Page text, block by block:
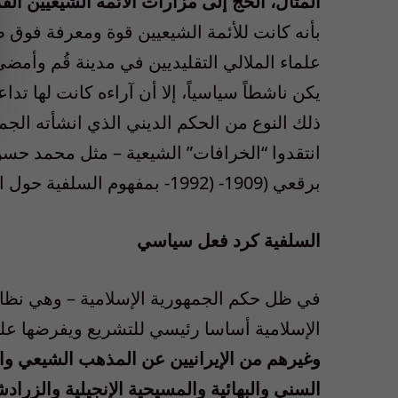
بأنه كانت للأئمة الشيعيين قوة ومعرفة
علماء الملالي التقليديين في مدينة قُم
يكن ناشطاً سياسياً، إلا أن آراءه كانت لها
ذلك النوع من الحكم الديني الذي انشأته
برقعي (1909- (1992- بمفهوم السلفية حول العقائد الإسلامية، وخاصة تفسير الطائفة لوحدة الله.
السلفية كرد فعل سياسي
في ظل حكم الجمهورية الإسلامية – وهي
الإسلامية أساسا رئيسي للتشريع ويفرضها
وغيرهم من الإيرانيين عن المذهب الشيعي
السني والبهائية والمسيحية الإنجيلية